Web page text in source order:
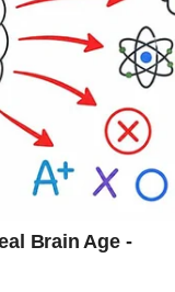
de
por quem
nas décadas
e reprises
os fãs do